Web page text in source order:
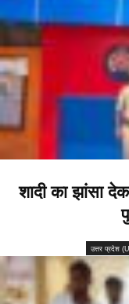
शादी का झांसा
उत्तर प्रदेश